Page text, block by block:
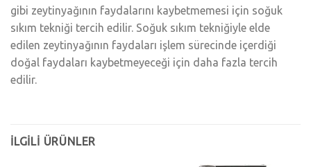
gibi zeytinyağının faydalarını kaybetmemesi için soğuk
sıkım tekniği tercih edilir. Soğuk sıkım tekniğiyle elde
edilen zeytinyağının faydaları işlem sürecinde içerdiği
doğal faydaları kaybetmeyeceği için daha fazla tercih
edilir.
İLGILI ÜRÜNLER